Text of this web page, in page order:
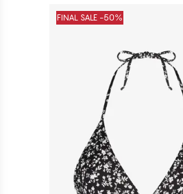
FINAL SALE -50%